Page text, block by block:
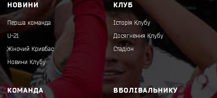
НОВИНИ
Перша команда
U-21
Жіночий Кривбас
Новини Клубу
КЛУБ
Історія Клубу
Досягнення Клубу
Стадіон
КОМАНДА ВБОЛІВАЛЬНИКУ